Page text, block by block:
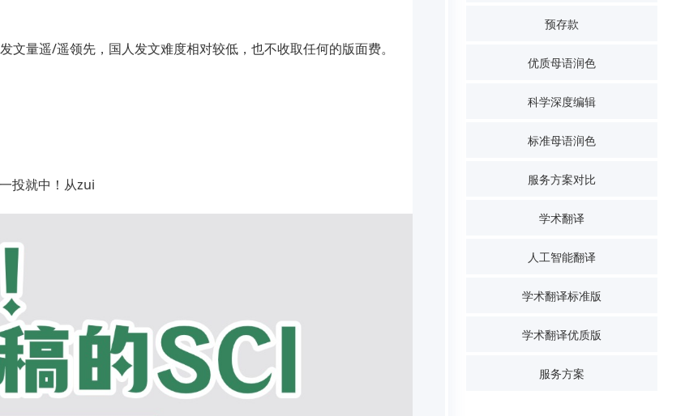
量遥/遥领先，国人发文难度相对较低，也不收取任何的版面费。
投就中！从zui
预存款
优质母语润色
科学深度编辑
标准母语润色
服务方案对比
学术翻译
人工智能翻译
学术翻译标准版
学术翻译优质版
服务方案